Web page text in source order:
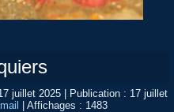
juillet 2025 | Publication : 17 juillet
|Affichages : 1483